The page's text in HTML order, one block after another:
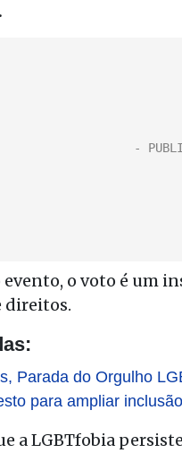
evento, o voto é um
direitos.
Parada do Orgulho
para ampliar
a LGBTfobia